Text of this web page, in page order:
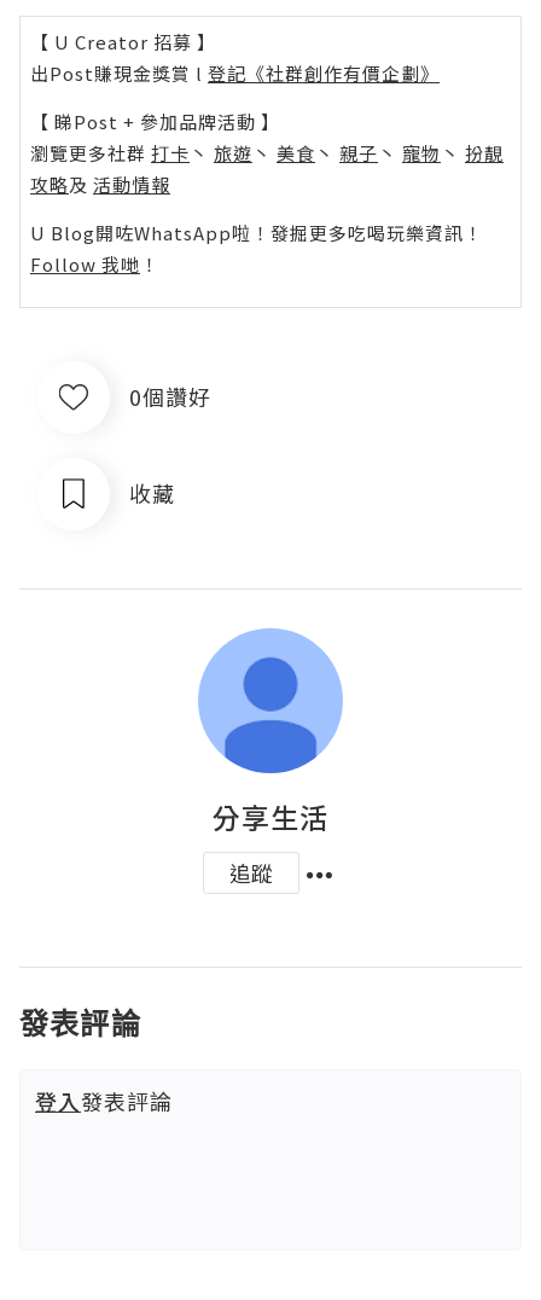
【 U Creator 招募 】
出Post賺現金獎賞 l 登記《社群創作有價企劃》
【 睇Post + 參加品牌活動 】
瀏覽更多社群 打卡 丶 旅遊 丶 美食 丶 親子 丶 寵物 丶 扮靚
攻略及 活動情報
U Blog開咗WhatsApp啦！發掘更多吃喝玩樂資訊！
Follow 我哋 ！
0個讚好
收藏
分享生活
追蹤
發表評論
登入發表評論